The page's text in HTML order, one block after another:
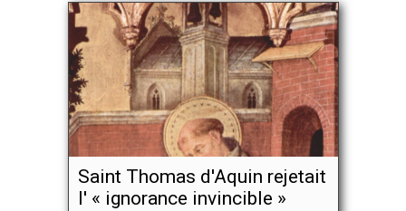
Saint Thomas d'Aquin rejetait
l' « ignorance invincible »